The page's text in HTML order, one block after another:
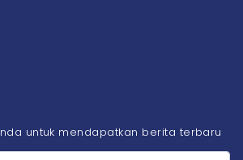
untuk mendapatkan berita terbaru